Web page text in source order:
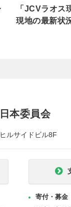
「JCVラオス
現地の最新状
本委員会
ルサイドビル8F
寄付・募金